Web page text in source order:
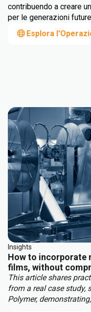
contribuendo a creare
per le generazioni
Esplora
Insights
How to incorporate
films, without
This article shares
from a real case study,
Polymer,